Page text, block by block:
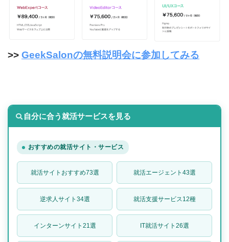
>> GeekSalonの無料説明会に参加してみる
自分に合う就活サービスを見る
おすすめの就活サイト・サービス
就活サイトおすすめ73選 就活エージェント43選
逆求人サイト34選 就活支援サービス12種
インターンサイト21選 IT就活サイト26選